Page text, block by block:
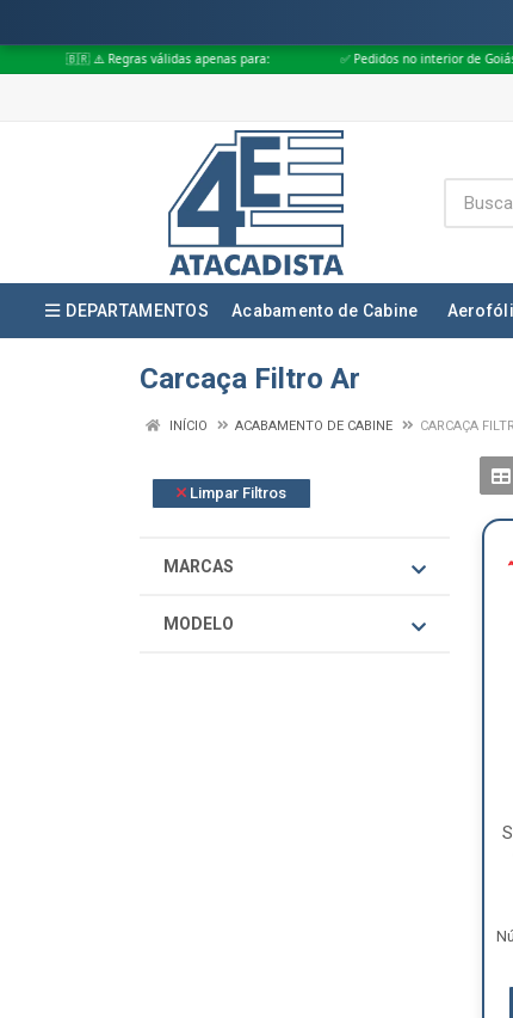
Regras válidas apenas para: ✅ Pedidos no interior de Goiás ✅
DEPARTAMENTOS Acabamento de Cabine
Carcaça Filtro Ar
INÍCIO ACABAMENTO DE CABINE CARCAÇA
Limpar Filtros
MARCAS
MODELO